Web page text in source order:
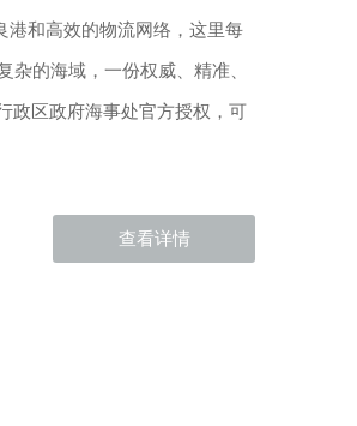
港和高效的物流网络，这里每
的海域，一份权威、精准、
政区政府海事处官方授权，可
查看详情